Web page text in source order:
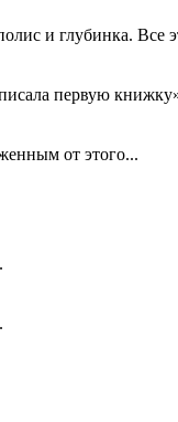
и глубинка. Все
первую
от этого...